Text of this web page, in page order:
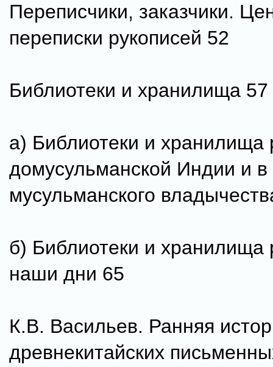
Переписчики, заказчики.
переписки рукописей 52
Библиотеки и хранилища 57
а) Библиотеки и хранилища
домусульманской Индии и в
мусульманского
б) Библиотеки и хранилища
наши дни 65
К.В. Васильев. Ранняя
древнекитайских